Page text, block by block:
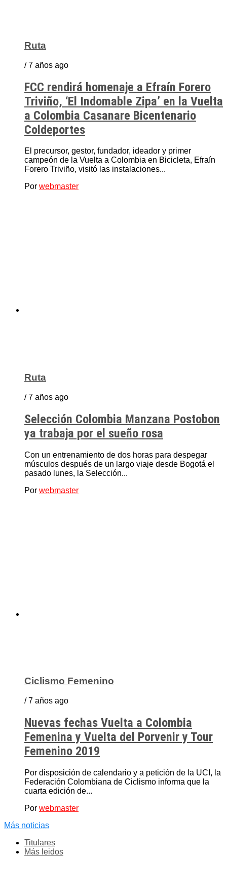
Ruta
/ 7 años ago
FCC rendirá homenaje a Efraín Forero
Triviño, ‘El Indomable Zipa’ en la Vuelta
a Colombia Casanare Bicentenario
Coldeportes
El precursor, gestor, fundador, ideador y primer
campeón de la Vuelta a Colombia en Bicicleta, Efraín
Forero Triviño, visitó las instalaciones...
Por webmaster
Ruta
/ 7 años ago
Selección Colombia Manzana Postobon
ya trabaja por el sueño rosa
Con un entrenamiento de dos horas para despegar
músculos después de un largo viaje desde Bogotá el
pasado lunes, la Selección...
Por webmaster
Ciclismo Femenino
/ 7 años ago
Nuevas fechas Vuelta a Colombia
Femenina y Vuelta del Porvenir y Tour
Femenino 2019
Por disposición de calendario y a petición de la UCI, la
Federación Colombiana de Ciclismo informa que la
cuarta edición de...
Por webmaster
Más noticias
Titulares
Más leidos